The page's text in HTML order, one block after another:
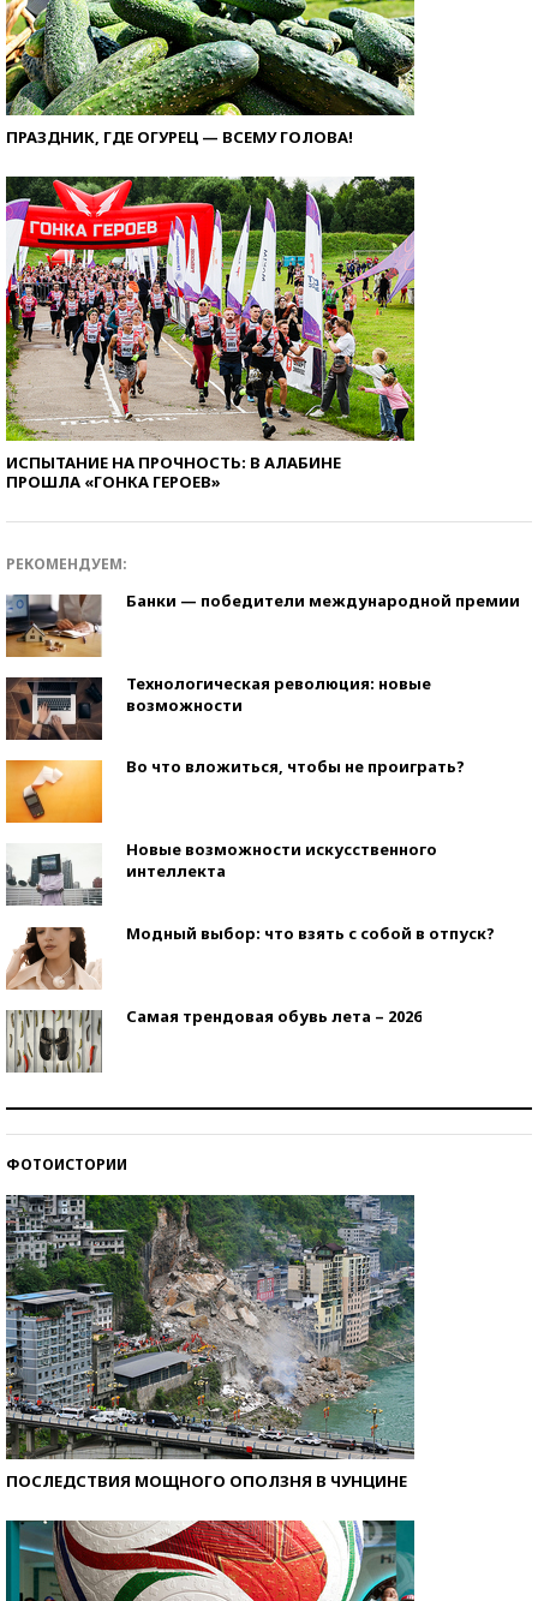
ПРАЗДНИК, ГДЕ ОГУРЕЦ — ВСЕМУ ГОЛОВА!
ИСПЫТАНИЕ НА ПРОЧНОСТЬ: В АЛАБИНЕ
ПРОШЛА «ГОНКА ГЕРОЕВ»
РЕКОМЕНДУЕМ:
Банки — победители международной премии
Технологическая революция: новые
возможности
Во что вложиться, чтобы не проиграть?
Новые возможности искусственного
интеллекта
Модный выбор: что взять с собой в отпуск?
Самая трендовая обувь лета – 2026
ФОТОИСТОРИИ
ПОСЛЕДСТВИЯ МОЩНОГО ОПОЛЗНЯ В ЧУНЦИНЕ